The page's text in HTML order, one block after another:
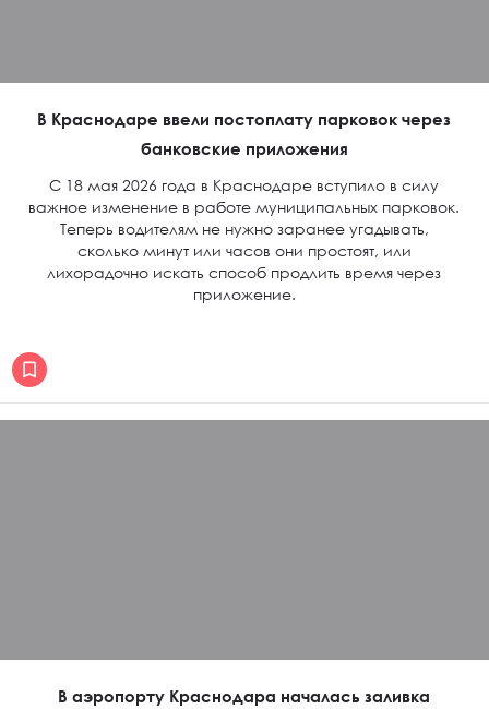
В Краснодаре ввели постоплату парковок через
банковские приложения
С 18 мая 2026 года в Краснодаре вступило в силу
важное изменение в работе муниципальных парковок.
Теперь водителям не нужно заранее угадывать,
сколько минут или часов они простоят, или
лихорадочно искать способ продлить время через
приложение.
В аэропорту Краснодара началась заливка